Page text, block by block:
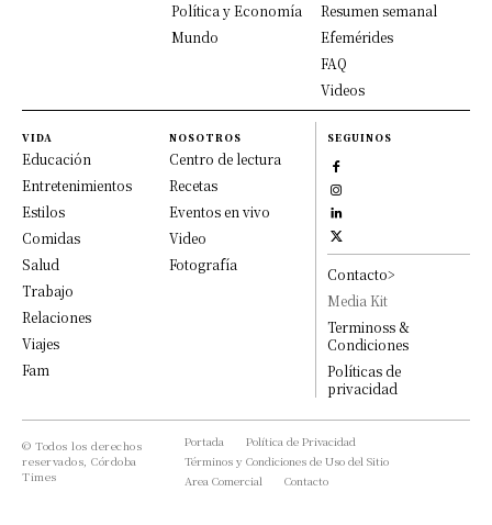
Política y Economía
Mundo
Resumen semanal
Efemérides
FAQ
Videos
VIDA
Educación
Entretenimientos
Estilos
Comidas
Salud
Trabajo
Relaciones
Viajes
Fam
NOSOTROS
Centro de lectura
Recetas
Eventos en vivo
Video
Fotografía
SEGUINOS
Contacto>
Media Kit
Terminoss &
Condiciones
Políticas de
privacidad
© Todos los derechos
reservados, Córdoba
Times
Portada
Política de Privacidad
Términos y Condiciones de Uso del Sitio
Area Comercial
Contacto